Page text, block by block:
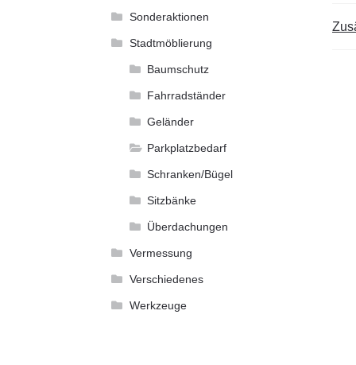
Sonderaktionen
Stadtmöblierung
Baumschutz
Fahrradständer
Geländer
Parkplatzbedarf
Schranken/Bügel
Sitzbänke
Überdachungen
Vermessung
Verschiedenes
Werkzeuge